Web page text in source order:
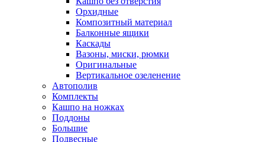
Орхидные
Композитный материал
Балконные ящики
Каскады
Вазоны, миски, рюмки
Оригинальные
Вертикальное озеленение
Автополив
Комплекты
Кашпо на ножках
Поддоны
Большие
Подвесные